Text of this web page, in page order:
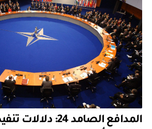
المدافع الصامد 24: